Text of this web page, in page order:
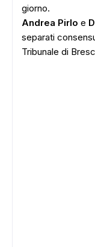
giorno.
Andrea Pirlo e
separati
Tribunale di